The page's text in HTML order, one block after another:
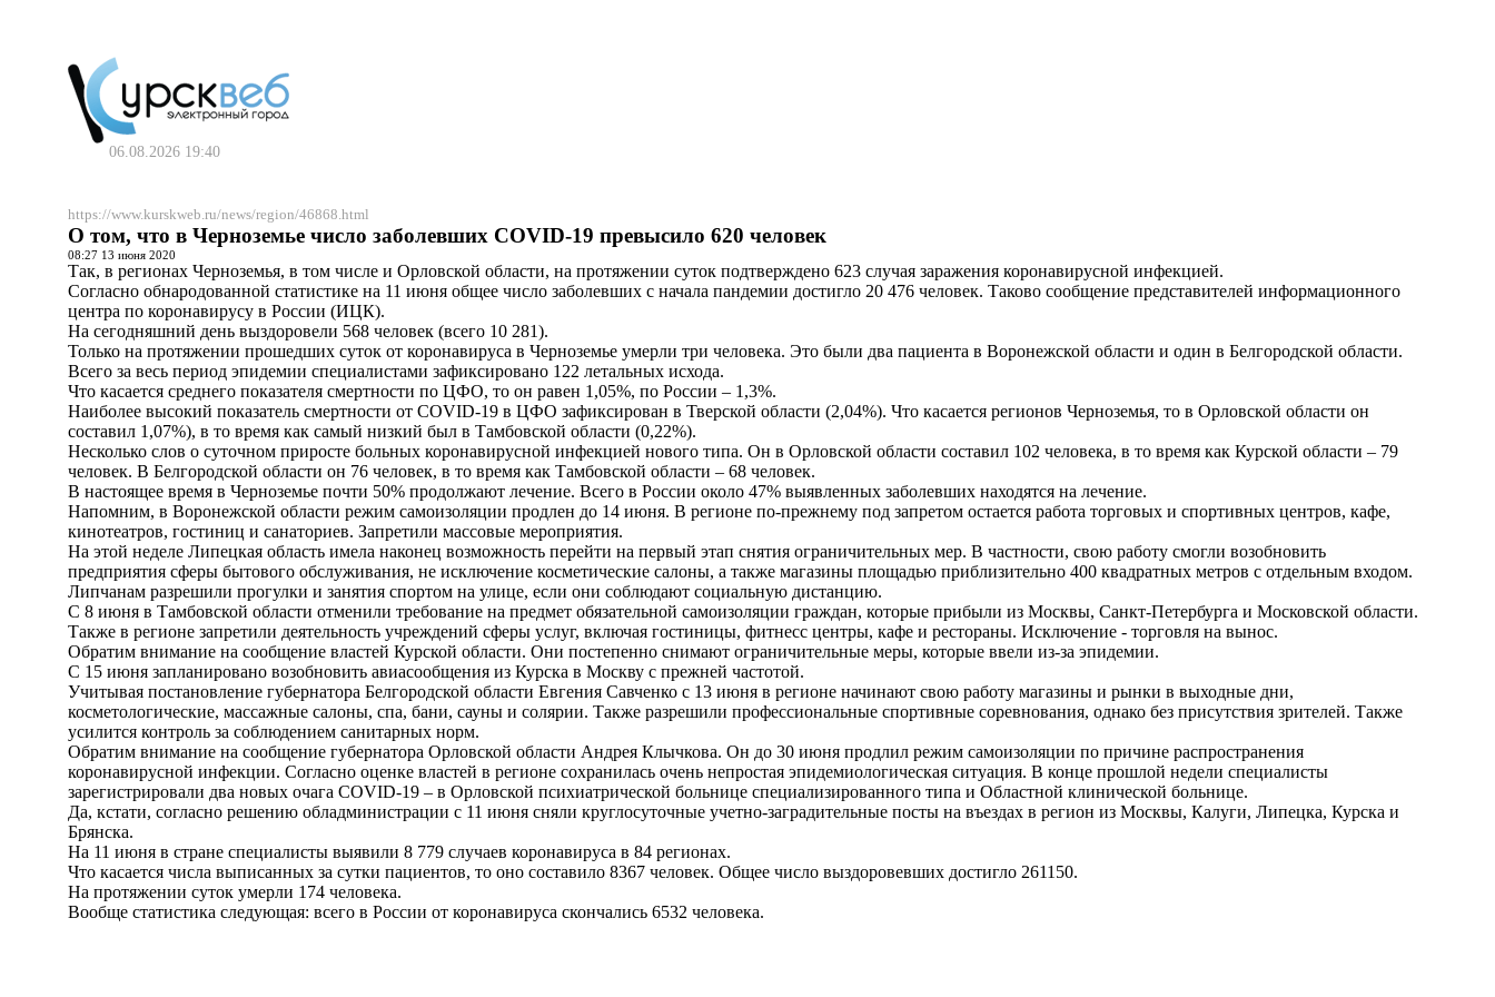
06.08.2026 19:40
https://www.kurskweb.ru/news/region/46868.html
О том, что в Черноземье число заболевших COVID-19 превысило 620 человек
08:27 13 июня 2020
Так, в регионах Черноземья, в том числе и Орловской области, на протяжении суток подтверждено 623 случая заражения коронавирусной инфекцией.
Согласно обнародованной статистике на 11 июня общее число заболевших с начала пандемии достигло 20 476 человек. Таково сообщение представителей информационного
центра по коронавирусу в России (ИЦК).
На сегодняшний день выздоровели 568 человек (всего 10 281).
Только на протяжении прошедших суток от коронавируса в Черноземье умерли три человека. Это были два пациента в Воронежской области и один в Белгородской области.
Всего за весь период эпидемии специалистами зафиксировано 122 летальных исхода.
Что касается среднего показателя смертности по ЦФО, то он равен 1,05%, по России – 1,3%.
Наиболее высокий показатель смертности от COVID-19 в ЦФО зафиксирован в Тверской области (2,04%). Что касается регионов Черноземья, то в Орловской области он
составил 1,07%), в то время как самый низкий был в Тамбовской области (0,22%).
Несколько слов о суточном приросте больных коронавирусной инфекцией нового типа. Он в Орловской области составил 102 человека, в то время как Курской области – 79
человек. В Белгородской области он 76 человек, в то время как Тамбовской области – 68 человек.
В настоящее время в Черноземье почти 50% продолжают лечение. Всего в России около 47% выявленных заболевших находятся на лечение.
Напомним, в Воронежской области режим самоизоляции продлен до 14 июня. В регионе по-прежнему под запретом остается работа торговых и спортивных центров, кафе,
кинотеатров, гостиниц и санаториев. Запретили массовые мероприятия.
На этой неделе Липецкая область имела наконец возможность перейти на первый этап снятия ограничительных мер. В частности, свою работу смогли возобновить
предприятия сферы бытового обслуживания, не исключение косметические салоны, а также магазины площадью приблизительно 400 квадратных метров с отдельным входом.
Липчанам разрешили прогулки и занятия спортом на улице, если они соблюдают социальную дистанцию.
С 8 июня в Тамбовской области отменили требование на предмет обязательной самоизоляции граждан, которые прибыли из Москвы, Санкт-Петербурга и Московской области.
Также в регионе запретили деятельность учреждений сферы услуг, включая гостиницы, фитнесс центры, кафе и рестораны. Исключение - торговля на вынос.
Обратим внимание на сообщение властей Курской области. Они постепенно снимают ограничительные меры, которые ввели из-за эпидемии.
С 15 июня запланировано возобновить авиасообщения из Курска в Москву с прежней частотой.
Учитывая постановление губернатора Белгородской области Евгения Савченко с 13 июня в регионе начинают свою работу магазины и рынки в выходные дни,
косметологические, массажные салоны, спа, бани, сауны и солярии. Также разрешили профессиональные спортивные соревнования, однако без присутствия зрителей. Также
усилится контроль за соблюдением санитарных норм.
Обратим внимание на сообщение губернатора Орловской области Андрея Клычкова. Он до 30 июня продлил режим самоизоляции по причине распространения
коронавирусной инфекции. Согласно оценке властей в регионе сохранилась очень непростая эпидемиологическая ситуация. В конце прошлой недели специалисты
зарегистрировали два новых очага COVID-19 – в Орловской психиатрической больнице специализированного типа и Областной клинической больнице.
Да, кстати, согласно решению обладминистрации с 11 июня сняли круглосуточные учетно-заградительные посты на въездах в регион из Москвы, Калуги, Липецка, Курска и
Брянска.
На 11 июня в стране специалисты выявили 8 779 случаев коронавируса в 84 регионах.
Что касается числа выписанных за сутки пациентов, то оно составило 8367 человек. Общее число выздоровевших достигло 261150.
На протяжении суток умерли 174 человека.
Вообще статистика следующая: всего в России от коронавируса скончались 6532 человека.